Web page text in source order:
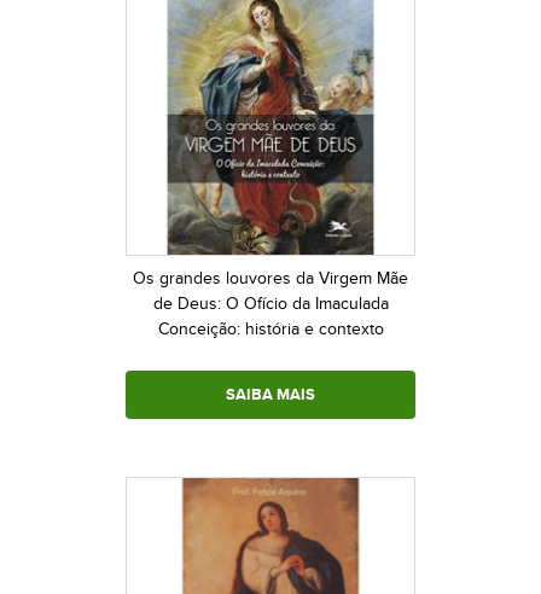
Os grandes louvores da Virgem Mãe
de Deus: O Ofício da Imaculada
Conceição: história e contexto
SAIBA MAIS